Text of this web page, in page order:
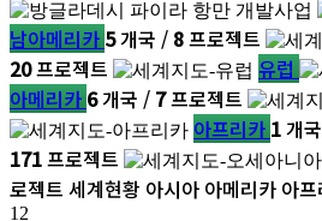
남아메리카 5개국 / 8프로젝트
20프로젝트 유럽
아메리카 6개국 / 7프로젝트
아프리카 1개
171프로젝트
로젝트 세계현황 아시아 아메리카 아
12